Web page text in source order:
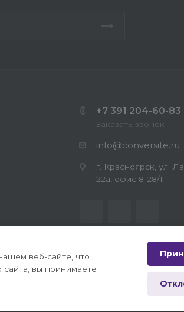
+7 391 204-60-83
Заказать звонок
info@conversite.ru
г. Красноярск, ул.
22а, офис 8-28/1
веб-сайте, что
вы принимаете